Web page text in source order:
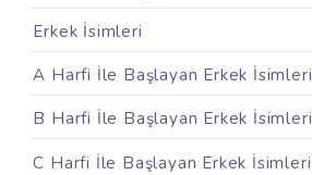
Erkek İsimleri
A Harfi İle Başlayan Erkek İsimleri
B Harfi İle Başlayan Erkek İsimleri
C Harfi İle Başlayan Erkek İsimleri